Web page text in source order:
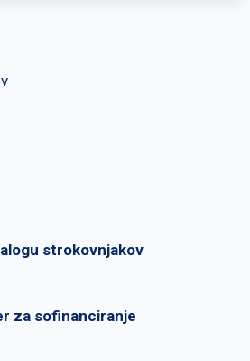
strokovnjakov
za sofinanciranje